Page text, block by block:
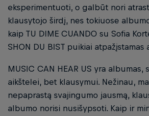
eksperimentuoti, o galbūt nori
klausytojo širdį, nes tokiuose
kaip TU DIME CUANDO su Sofia
SHON DU BIST puikiai atpažįstamas
MUSIC CAN HEAR US yra albumas,
aikštelei, bet klausymui. Nežinau,
nepaprastą svajingumo jausmą,
albumo norisi nusišypsoti. Kaip ir